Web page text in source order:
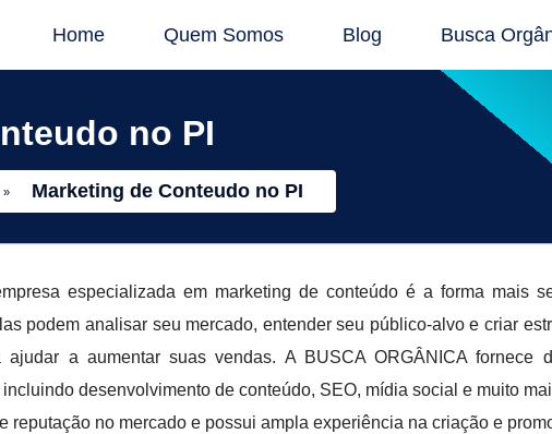
Home Quem Somos Blog Busca
no PI
» Marketing de Conteudo no PI
especializada em marketing de conteúdo é a forma mais
podem analisar seu mercado, entender seu público-alvo e criar
ajudar a aumentar suas vendas. A BUSCA ORGÂNICA fornece
desenvolvimento de conteúdo, SEO, mídia social e muito
reputação no mercado e possui ampla experiência na criação e